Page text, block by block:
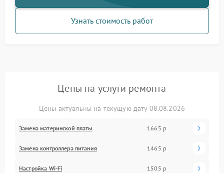
Узнать стоимость работ
Цены на услуги ремонта
Цены актуальны на текущую дату 08.08.2026
Замена материнской платы 1665 р
Замена контроллера питания 1465 р
Настройка Wi-Fi 1505 р